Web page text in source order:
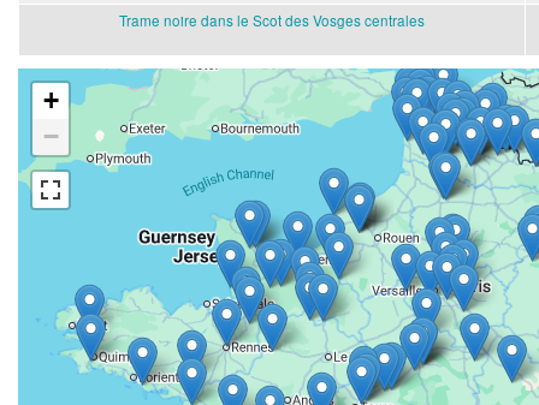
Trame noire dans le Scot des Vosges centrales
+
−